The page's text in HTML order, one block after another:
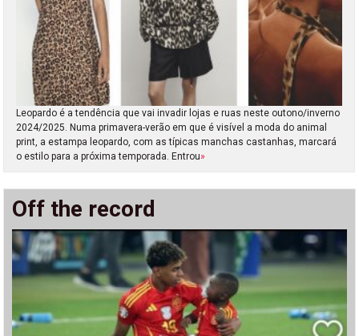
Leopardo é a tendência que vai invadir lojas e ruas neste outono/inverno
2024/2025. Numa primavera-verão em que é visível a moda do animal
print, a estampa leopardo, com as típicas manchas castanhas, marcará
o estilo para a próxima temporada. Entrou»
Off the record